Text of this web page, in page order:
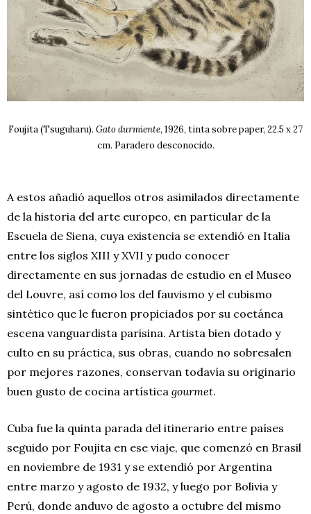
Foujita (Tsuguharu). Gato durmiente, 1926, tinta sobre paper, 22.5 x 27
cm. Paradero desconocido.
A estos añadió aquellos otros asimilados directamente
de la historia del arte europeo, en particular de la
Escuela de Siena, cuya existencia se extendió en Italia
entre los siglos XIII y XVII y pudo conocer
directamente en sus jornadas de estudio en el Museo
del Louvre, así como los del fauvismo y el cubismo
sintético que le fueron propiciados por su coetánea
escena vanguardista parisina. Artista bien dotado y
culto en su práctica, sus obras, cuando no sobresalen
por mejores razones, conservan todavía su originario
buen gusto de cocina artística gourmet.
Cuba fue la quinta parada del itinerario entre países
seguido por Foujita en ese viaje, que comenzó en Brasil
en noviembre de 1931 y se extendió por Argentina
entre marzo y agosto de 1932, y luego por Bolivia y
Perú, donde anduvo de agosto a octubre del mismo